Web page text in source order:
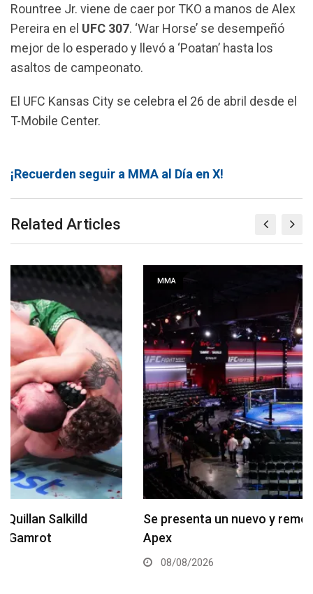
Rountree Jr. viene de caer por TKO a manos de Alex
Pereira en el UFC 307. ‘War Horse’ se desempeñó
mejor de lo esperado y llevó a ‘Poatan’ hasta los
asaltos de campeonato.
El UFC Kansas City se celebra el 26 de abril desde el
T-Mobile Center.
¡Recuerden seguir a MMA al Día en X!
Related Articles
MMA
Se presenta un nuevo y remodelado UFC Meta
Apex